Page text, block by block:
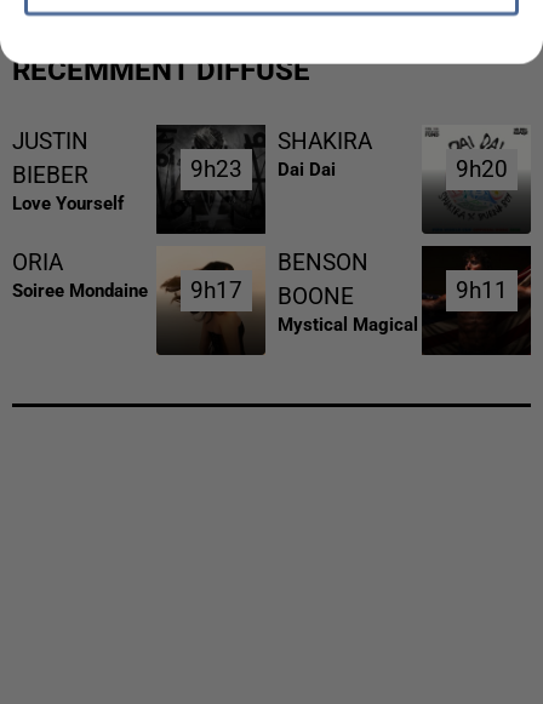
RÉCEMMENT DIFFUSÉ
JUSTIN
BIEBER
Love Yourself
9h23
9h23
SHAKIRA
Dai Dai 9h20
9h20
ORIA
Soiree Mondaine 9h17
9h17
BENSON
BOONE
Mystical Magical
9h11
9h11